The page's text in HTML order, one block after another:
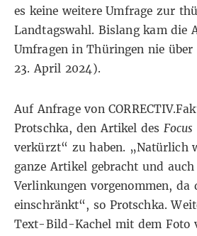
es keine weitereUmfrage zur
Landtagswahl. Bislang kam die
Umfragen in Thüringen nie über
23. April 2024).
Auf Anfrage von
Protschka, den Artikel des Focus
verkürzt“ zu haben. „Natürlich
ganze Artikel gebracht und auch
Verlinkungen vorgenommen, da
einschränkt“, so Protschka.
Text-Bild-Kachel mit dem Foto